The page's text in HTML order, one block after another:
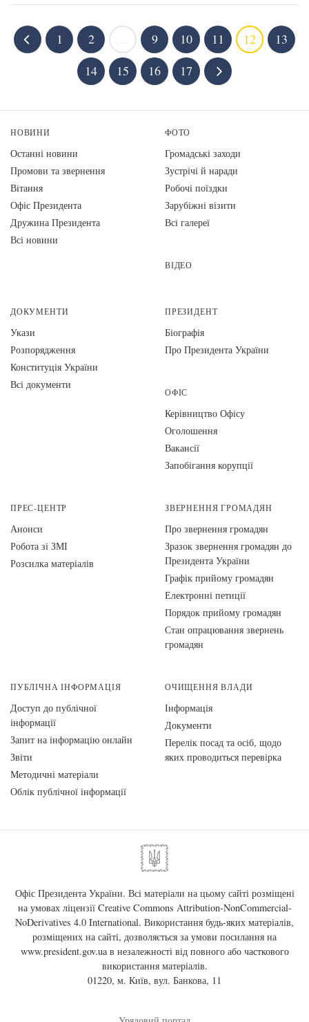
1 2 9 10 11 12
13
14
15 16 17
НОВИНИ
Останні новини
Промови та звернення
Вiтання
Офіс Президента
Дружина Президента
Всі новини
ФОТО
Громадські заходи
Зустрічі й наради
Робочі поїздки
Зарубіжні візити
Всі галереї
ВІДЕО
ДОКУМЕНТИ
Укази
Розпорядження
Конституція України
Всі документи
ПРЕЗИДЕНТ
Біографія
Про Президента України
ОФІС
Керівництво Офісу
Оголошення
Вакансії
Запобігання корупції
ПРЕС-ЦЕНТР
Анонси
Робота зі ЗМІ
Розсилка матеріалів
ЗВЕРНЕННЯ ГРОМАДЯН
Про звернення громадян
Зразок звернення громадян до
Президента України
Графік прийому громадян
Електронні петиції
Порядок прийому громадян
Стан опрацювання звернень
громадян
ПУБЛІЧНА ІНФОРМАЦІЯ
Доступ до публічної
інформації
Запит на інформацію онлайн
Звіти
Методичні матеріали
Облік публічної інформації
ОЧИЩЕННЯ ВЛАДИ
Інформація
Документи
Перелік посад та осіб, щодо
яких проводиться перевірка
Офіс Президента України. Всі матеріали на цьому сайті розміщені
на умовах ліцензії Creative Commons Attribution-NonCommercial-
NoDerivatives 4.0 International. Використання будь-яких матеріалів,
розміщених на сайті, дозволяється за умови посилання на
www.president.gov.uaв незалежності від повного або часткового
використання матеріалів.
01220, м. Київ, вул. Банкова, 11